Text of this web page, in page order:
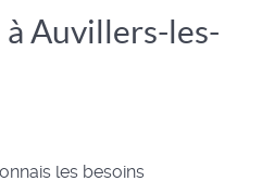
Auvillers-les-
les besoins